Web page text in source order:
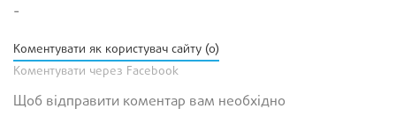
-
Коментувати як користувач сайту (0)
Коментувати через Facebook
Щоб відправити коментар вам необхідно